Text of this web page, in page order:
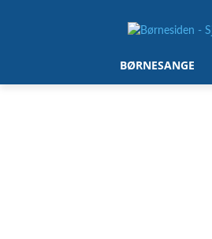
BØRNESANGE